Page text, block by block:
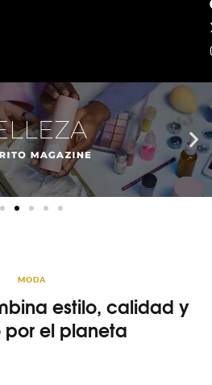
MODA
estilo, calidad y
por el planeta